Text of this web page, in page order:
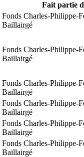
Fait partie
Fonds Charles-Philippe-
Baillairgé
Fonds Charles-Philippe-
Baillairgé
Fonds Charles-Philippe-
Baillairgé
Fonds Charles-Philippe-
Baillairgé
Fonds Charles-Philippe-
Baillairgé
Fonds Charles-Philippe-
Baillairgé